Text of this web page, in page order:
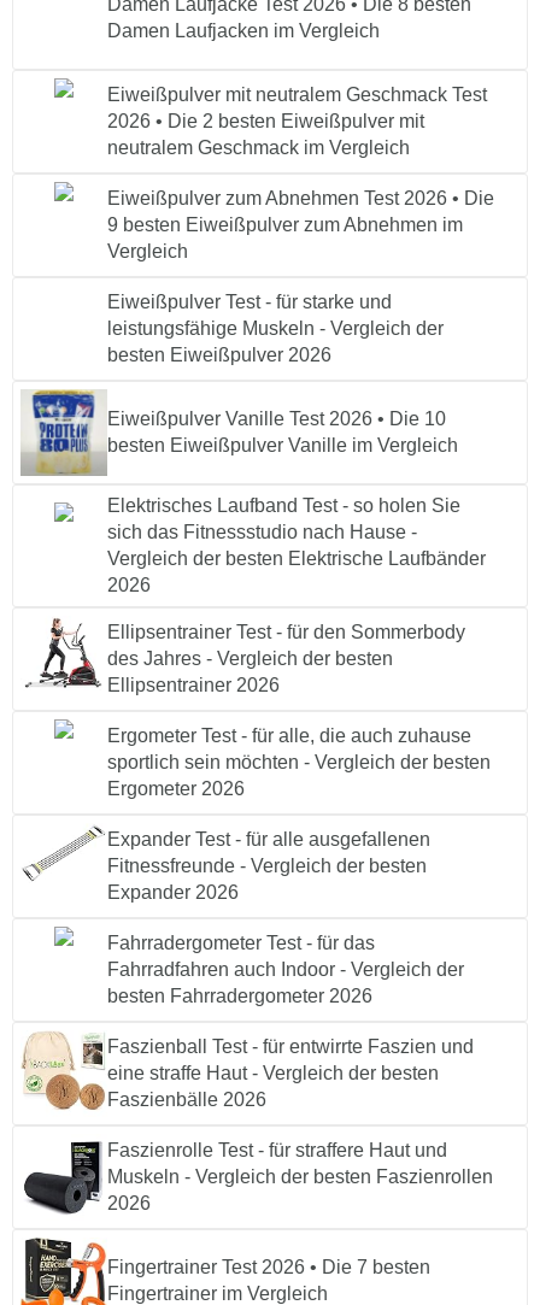
Damen Laufjacken im Vergleich
Eiweißpulver mit neutralem Geschmack Test
2026 • Die 2 besten Eiweißpulver mit
neutralem Geschmack im Vergleich
Eiweißpulver zum Abnehmen Test 2026 • Die
9 besten Eiweißpulver zum Abnehmen im
Vergleich
Eiweißpulver Test - für starke und
leistungsfähige Muskeln - Vergleich der
besten Eiweißpulver 2026
Eiweißpulver Vanille Test 2026 • Die 10
besten Eiweißpulver Vanille im Vergleich
Elektrisches Laufband Test - so holen Sie
sich das Fitnessstudio nach Hause -
Vergleich der besten Elektrische Laufbänder
2026
Ellipsentrainer Test - für den Sommerbody
des Jahres - Vergleich der besten
Ellipsentrainer 2026
Ergometer Test - für alle, die auch zuhause
sportlich sein möchten - Vergleich der besten
Ergometer 2026
Expander Test - für alle ausgefallenen
Fitnessfreunde - Vergleich der besten
Expander 2026
Fahrradergometer Test - für das
Fahrradfahren auch Indoor - Vergleich der
besten Fahrradergometer 2026
Faszienball Test - für entwirrte Faszien und
eine straffe Haut - Vergleich der besten
Faszienbälle 2026
Faszienrolle Test - für straffere Haut und
Muskeln - Vergleich der besten Faszienrollen
2026
Fingertrainer Test 2026 • Die 7 besten
Fingertrainer im Vergleich